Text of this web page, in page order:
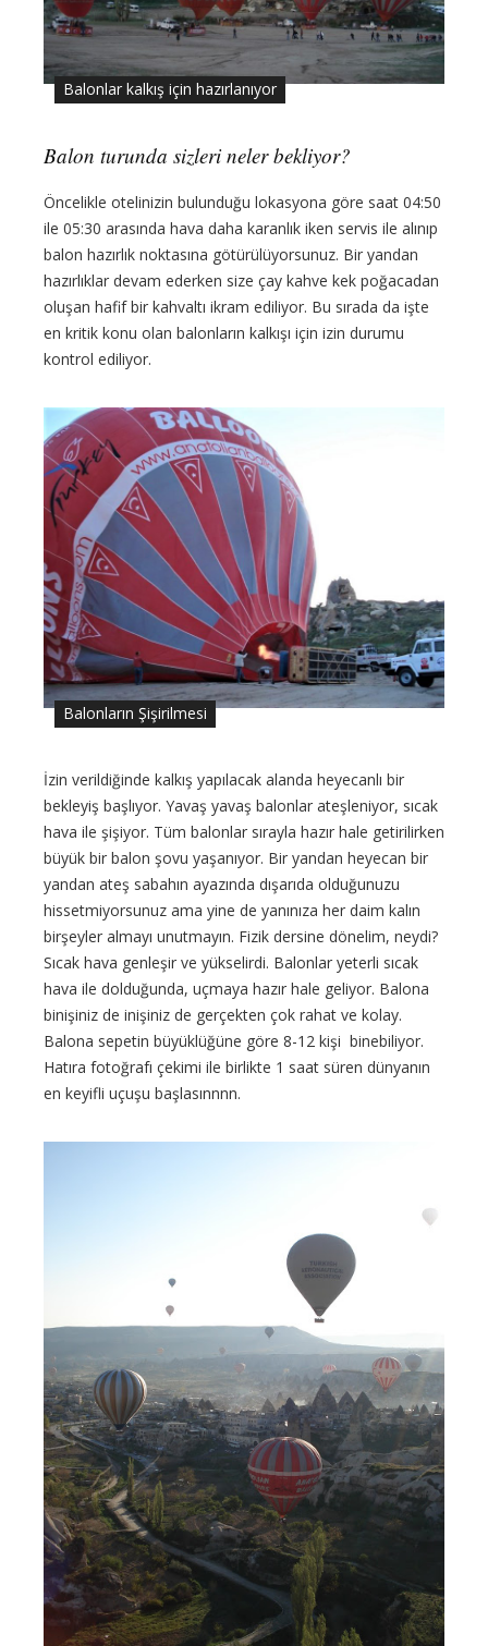
Balonlar kalkış için hazırlanıyor
Balon turunda sizleri neler bekliyor?
Öncelikle otelinizin bulunduğu lokasyona göre saat 04:50
ile 05:30 arasında hava daha karanlık iken servis ile alınıp
balon hazırlık noktasına götürülüyorsunuz. Bir yandan
hazırlıklar devam ederken size çay kahve kek poğacadan
oluşan hafif bir kahvaltı ikram ediliyor. Bu sırada da işte
en kritik konu olan balonların kalkışı için izin durumu
kontrol ediliyor.
Balonların Şişirilmesi
İzin verildiğinde kalkış yapılacak alanda heyecanlı bir
bekleyiş başlıyor. Yavaş yavaş balonlar ateşleniyor, sıcak
hava ile şişiyor. Tüm balonlar sırayla hazır hale getirilirken
büyük bir balon şovu yaşanıyor. Bir yandan heyecan bir
yandan ateş sabahın ayazında dışarıda olduğunuzu
hissetmiyorsunuz ama yine de yanınıza her daim kalın
birşeyler almayı unutmayın. Fizik dersine dönelim, neydi?
Sıcak hava genleşir ve yükselirdi. Balonlar yeterli sıcak
hava ile dolduğunda, uçmaya hazır hale geliyor. Balona
binişiniz de inişiniz de gerçekten çok rahat ve kolay.
Balona sepetin büyüklüğüne göre 8-12 kişi binebiliyor.
Hatıra fotoğrafı çekimi ile birlikte 1 saat süren dünyanın
en keyifli uçuşu başlasınnnn.